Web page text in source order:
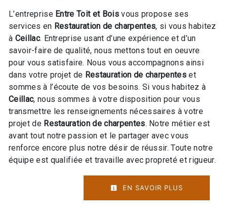
L’entreprise Entre Toit et Boisvous propose ses
services en Restauration de charpentes, si vous habitez
à Ceillac. Entreprise usant d’une expérience et d’un
savoir-faire de qualité, nous mettons tout en oeuvre
pour vous satisfaire. Nous vous accompagnons ainsi
dans votre projet de Restauration de charpentes et
sommes à l’écoute de vos besoins. Si vous habitez à
Ceillac, nous sommes à votre disposition pour vous
transmettre les renseignements nécessaires à votre
projet de Restauration de charpentes. Notre métier est
avant tout notre passion et le partager avec vous
renforce encore plus notre désir de réussir. Toute notre
équipe est qualifiée et travaille avec propreté et rigueur.
EN SAVOIR PLUS